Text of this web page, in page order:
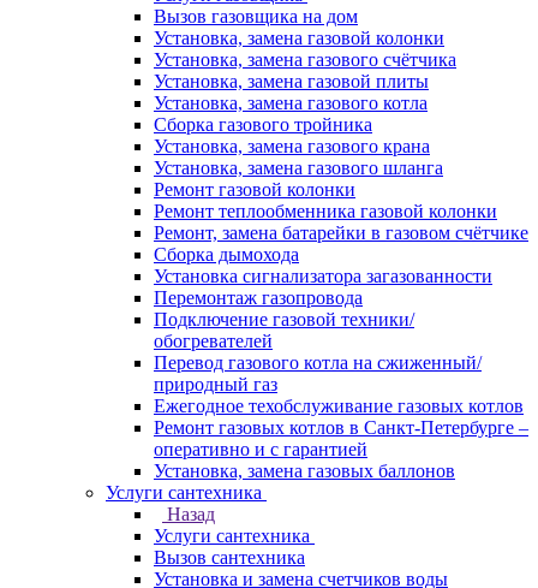
Вызов газовщика на дом
Установка, замена газовой колонки
Установка, замена газового счётчика
Установка, замена газовой плиты
Установка, замена газового котла
Сборка газового тройника
Установка, замена газового крана
Установка, замена газового шланга
Ремонт газовой колонки
Ремонт теплообменника газовой колонки
Ремонт, замена батарейки в газовом счётчике
Сборка дымохода
Установка сигнализатора загазованности
Перемонтаж газопровода
Подключение газовой техники/
обогревателей
Перевод газового котла на сжиженный/
природный газ
Ежегодное техобслуживание газовых котлов
Ремонт газовых котлов в Санкт-Петербурге –
оперативно и с гарантией
Установка, замена газовых баллонов
Услуги сантехника
Назад
Услуги сантехника
Вызов сантехника
Установка и замена счетчиков воды